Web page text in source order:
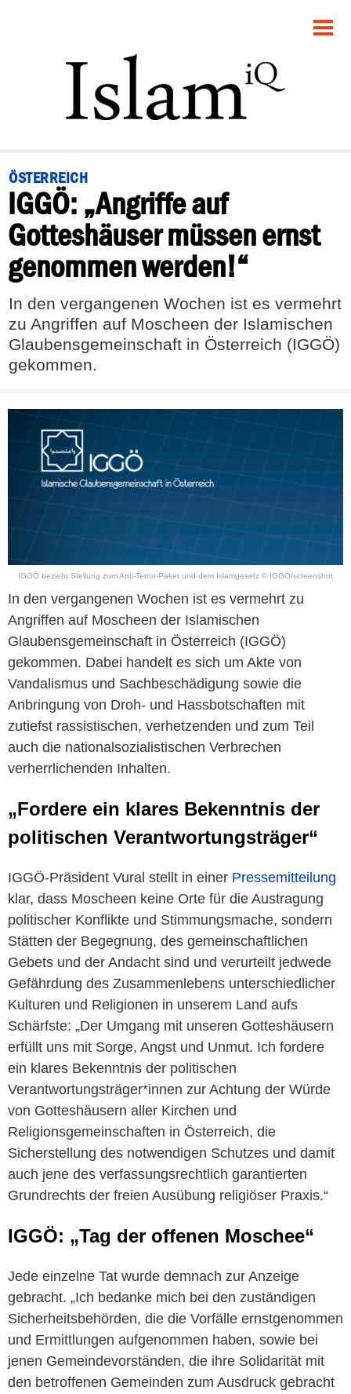
POLITIK
PANORAMA
RECHT
FEUILLETON
DEBATTE
ÖSTERREICH
IGGÖ: „Angriffe auf
Gotteshäuser müssen ernst
genommen werden!“
In den vergangenen Wochen ist es vermehrt
zu Angriffen auf Moscheen der Islamischen
Glaubensgemeinschaft in Österreich (IGGÖ)
gekommen.
IGGÖ bezieht Stellung zum Anti-Terror-Paket und dem Islamgesetz © IGGÖ/screenshot
In den vergangenen Wochen ist es vermehrt zu
Angriffen auf Moscheen der Islamischen
Glaubensgemeinschaft in Österreich (IGGÖ)
gekommen. Dabei handelt es sich um Akte von
Vandalismus und Sachbeschädigung sowie die
Anbringung von Droh- und Hassbotschaften mit
zutiefst rassistischen, verhetzenden und zum Teil
auch die nationalsozialistischen Verbrechen
verherrlichenden Inhalten.
„Fordere ein klares Bekenntnis der
politischen Verantwortungsträger“
IGGÖ-Präsident Vural stellt in einer Pressemitteilung
klar, dass Moscheen keine Orte für die Austragung
politischer Konflikte und Stimmungsmache, sondern
Stätten der Begegnung, des gemeinschaftlichen
Gebets und der Andacht sind und verurteilt jedwede
Gefährdung des Zusammenlebens unterschiedlicher
Kulturen und Religionen in unserem Land aufs
Schärfste: „Der Umgang mit unseren Gotteshäusern
erfüllt uns mit Sorge, Angst und Unmut. Ich fordere
ein klares Bekenntnis der politischen
Verantwortungsträger*innen zur Achtung der Würde
von Gotteshäusern aller Kirchen und
Religionsgemeinschaften in Österreich, die
Sicherstellung des notwendigen Schutzes und damit
auch jene des verfassungsrechtlich garantierten
Grundrechts der freien Ausübung religiöser Praxis.“
IGGÖ: „Tag der offenen Moschee“
Jede einzelne Tat wurde demnach zur Anzeige
gebracht. „Ich bedanke mich bei den zuständigen
Sicherheitsbehörden, die die Vorfälle ernstgenommen
und Ermittlungen aufgenommen haben, sowie bei
jenen Gemeindevorständen, die ihre Solidarität mit
den betroffenen Gemeinden zum Ausdruck gebracht